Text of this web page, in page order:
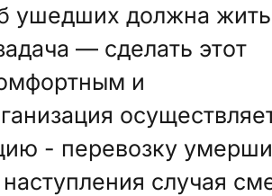
ушедших должна
— сделать этот
и
- перевозку
случая